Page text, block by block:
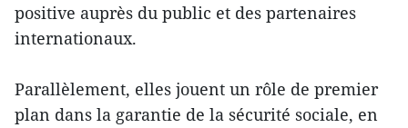
positive auprès du public et des partenaires
internationaux.
Parallèlement, elles jouent un rôle de premier
plan dans la garantie de la sécurité sociale, en